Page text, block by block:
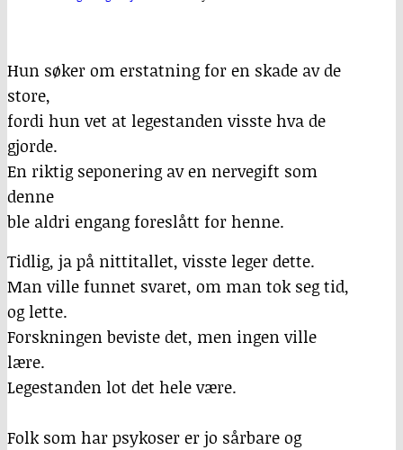
Hun søker om erstatning for en skade av de
store,
fordi hun vet at legestanden visste hva de
gjorde.
En riktig seponering av en nervegift som
denne
ble aldri engang foreslått for henne.
Tidlig, ja på nittitallet, visste leger dette.
Man ville funnet svaret, om man tok seg tid,
og lette.
Forskningen beviste det, men ingen ville
lære.
Legestanden lot det hele være.
Folk som har psykoser er jo sårbare og